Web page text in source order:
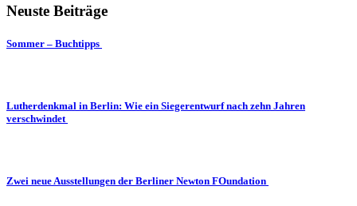
Neuste Beiträge
Sommer – Buchtipps
Lutherdenkmal in Berlin: Wie ein Siegerentwurf nach zehn Jahren
verschwindet
Zwei neue Ausstellungen der Berliner Newton FOundation